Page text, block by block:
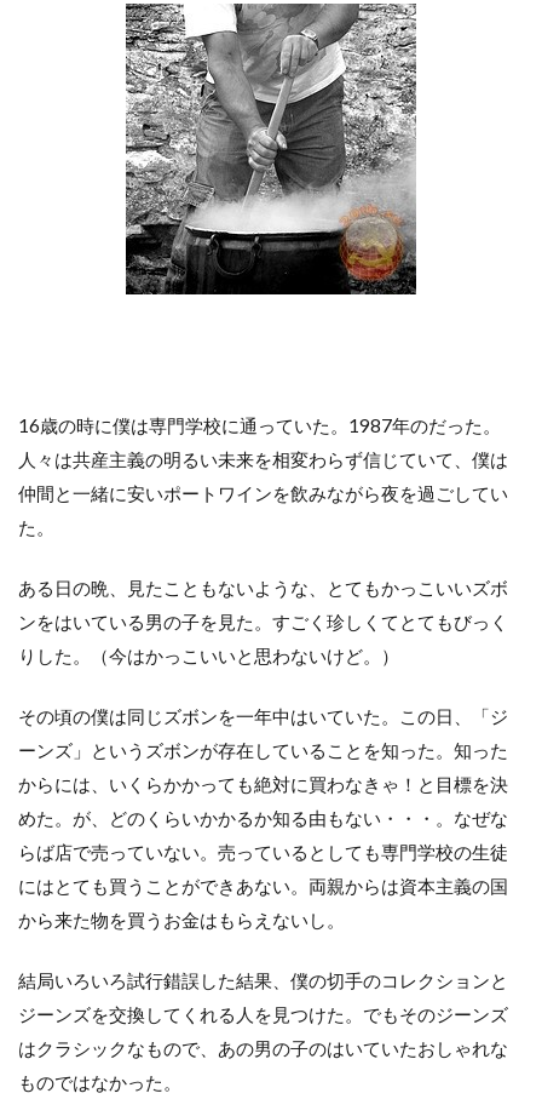
16歳の時に僕は専門学校に通っていた。1987年のだった。
人々は共産主義の明るい未来を相変わらず信じていて、僕は
仲間と一緒に安いポートワインを飲みながら夜を過ごしてい
た。
ある日の晩、見たこともないような、とてもかっこいいズボ
ンをはいている男の子を見た。すごく珍しくてとてもびっく
りした。（今はかっこいいと思わないけど。）
その頃の僕は同じズボンを一年中はいていた。この日、「ジ
ーンズ」というズボンが存在していることを知った。知った
からには、いくらかかっても絶対に買わなきゃ！と目標を決
めた。が、どのくらいかかるか知る由もない・・・。なぜな
らば店で売っていない。売っているとしても専門学校の生徒
にはとても買うことができあない。両親からは資本主義の国
から来た物を買うお金はもらえないし。
結局いろいろ試行錯誤した結果、僕の切手のコレクションと
ジーンズを交換してくれる人を見つけた。でもそのジーンズ
はクラシックなもので、あの男の子のはいていたおしゃれな
ものではなかった。